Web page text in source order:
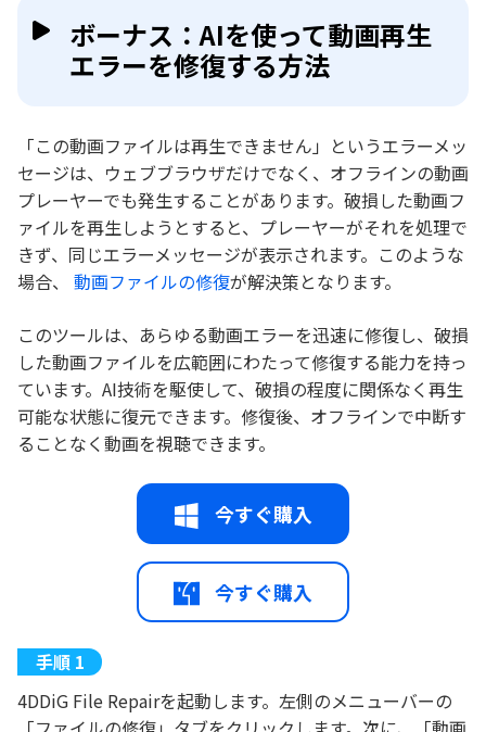
ボーナス：AIを使って動画再生
エラーを修復する方法
「この動画ファイルは再生できません」というエラーメッ
セージは、ウェブブラウザだけでなく、オフラインの動画
プレーヤーでも発生することがあります。破損した動画フ
ァイルを再生しようとすると、プレーヤーがそれを処理で
きず、同じエラーメッセージが表示されます。このような
場合、 動画ファイルの修復が解決策となります。
このツールは、あらゆる動画エラーを迅速に修復し、破損
した動画ファイルを広範囲にわたって修復する能力を持っ
ています。AI技術を駆使して、破損の程度に関係なく再生
可能な状態に復元できます。修復後、オフラインで中断す
ることなく動画を視聴できます。
今すぐ購入
今すぐ購入
4DDiG File Repairを起動します。左側のメニューバーの